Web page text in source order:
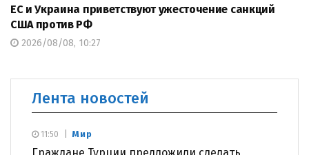
ЕС и Украина приветствуют ужесточение санкций
США против РФ
2026/08/08, 10:27
Лента новостей
Мир
11:50